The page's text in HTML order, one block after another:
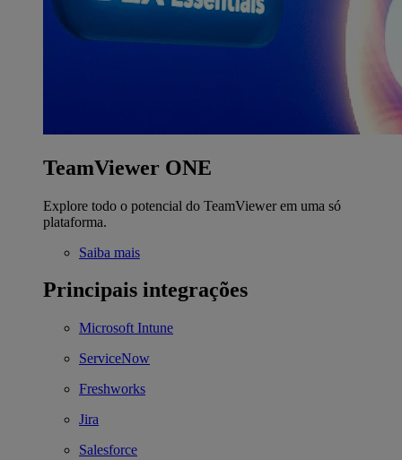
TeamViewer ONE
Explore todo o potencial do TeamViewer em uma só
plataforma.
Saiba mais
Principais integrações
Microsoft Intune
ServiceNow
Freshworks
Jira
Salesforce